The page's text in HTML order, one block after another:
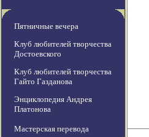
Пятничные вечера
Клуб любителей творчества
Достоевского
Клуб любителей творчества
Гайто Газданова
Энциклопедия Андрея
Платонова
Мастерская перевода